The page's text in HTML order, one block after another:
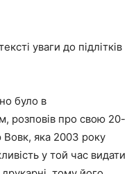
уваги до підлітків
було в
розповів про свою 20-
яка 2003 року
у той час видати